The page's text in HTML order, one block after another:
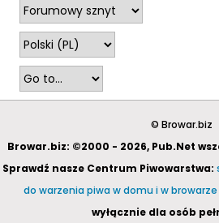
© Browar.biz
Browar.biz: ©2000 - 2026, Pub.Net
Sprawdź nasze Centrum Piwowarstwa:
do warzenia piwa w domu i w browarze
wyłącznie dla osób